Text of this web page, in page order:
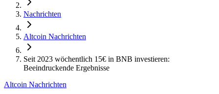
Nachrichten
Altcoin Nachrichten
Seit 2023 wöchentlich 15€ in BNB investieren:
Beeindruckende Ergebnisse
Altcoin Nachrichten